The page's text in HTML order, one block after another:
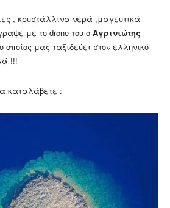
, κρυστάλλινα νερά ,μαγευτικά
με το drone του ο Αγρινιώτης
ο οποίος μας ταξιδεύει στον ελληνικό
!!!
καταλάβετε :